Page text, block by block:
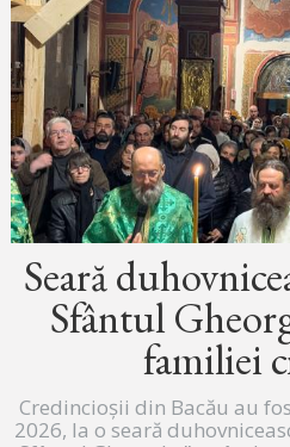
Seară
Sfântul
familiei
Credincioșii din Bacău au
2026, la o seară